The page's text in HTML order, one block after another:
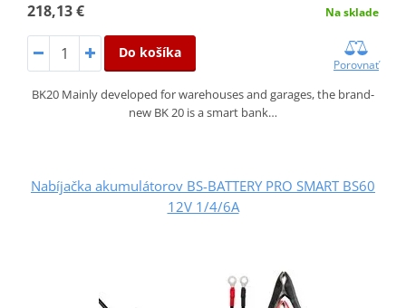
218,13 € Na sklade
Do košíka
Porovnať
BK20 Mainly developed for warehouses and garages, the brand-
new BK 20 is a smart bank…
Nabíjačka akumulátorov BS-BATTERY PRO SMART BS60
12V 1/4/6A